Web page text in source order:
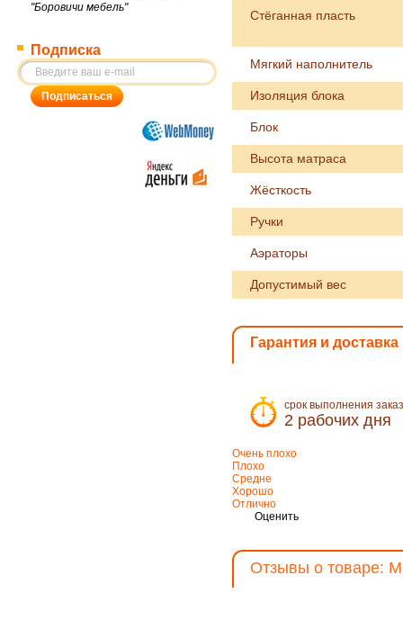
"Боровичи мебель"
Подписка
Стёганная пласть
Мягкий наполнитель
Изоляция блока
Блок
Высота матраса
Жёсткость
Ручки
Аэраторы
Допустимый вес
Гарантия и доставка
срок выполнения
2 рабочих дня
Очень плохо
Плохо
Средне
Хорошо
Отлично
Оценить
Отзывы о товаре: